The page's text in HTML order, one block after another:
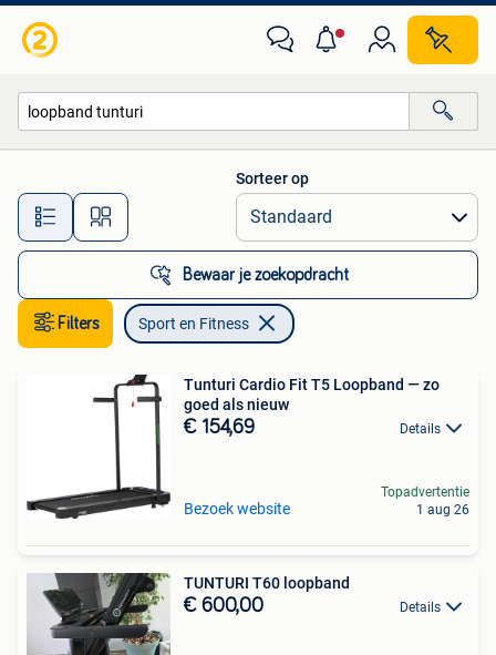
Alle afstanden…
Sorteer op
Bewaar je zoekopdracht
Filters Sport en Fitness
Tunturi Cardio Fit T5 Loopband — zo
goed als nieuw
€ 154,69 Details
Bezoek website
Topadvertentie
1 aug 26
TUNTURI T60 loopband
€ 600,00 Details